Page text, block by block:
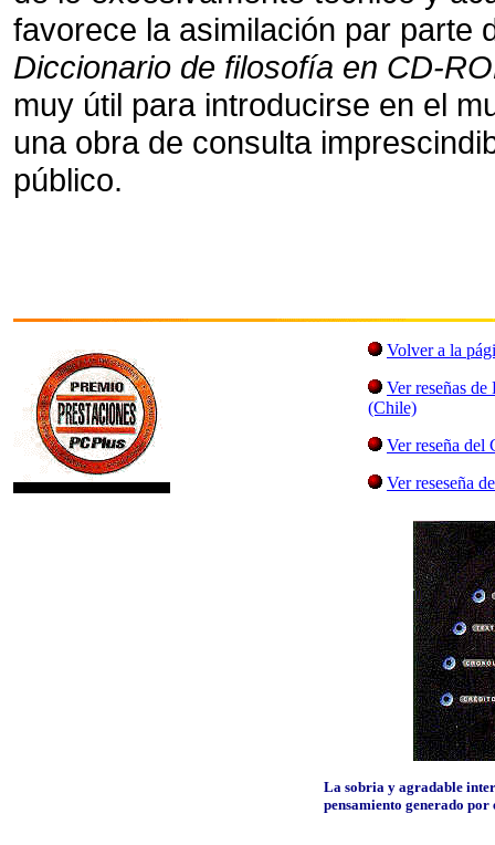
favorece la asimilación par parte
Diccionario de filosofía en CD-
muy útil para introducirse en el
una obra de consulta
público.
Volver a la
Ver reseñas
(Chile)
Ver reseña del
Ver reseseña
La sobria y agradable
pensamiento generado por